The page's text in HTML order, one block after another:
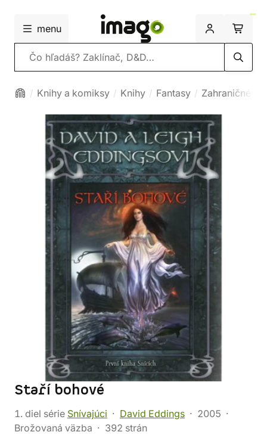
menu
Vyhľadávanie
Knihy a komiksy Knihy Fantasy Zahraničné
Staří bohové
1. diel série Snívajúci David Eddings
2005
Brožovaná väzba
392 strán